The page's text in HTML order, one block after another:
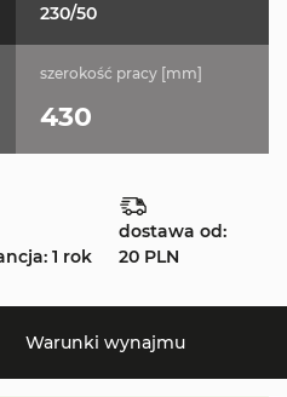
230/50
szerokość pracy [mm]
430
1 rok
dostawa od:
20 PLN
Warunki wynajmu